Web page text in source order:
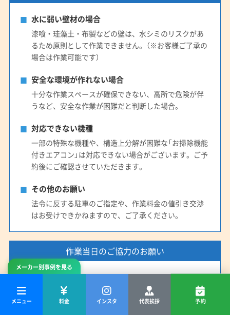
メーカー別事例を見る
メニュー 料金 インスタ 代表挨拶 予約
水に弱い壁材の場合
漆喰・珪藻土・布製などの壁は、水シミのリスクがあ
るため原則として作業できません。（※お客様ご了承の
場合は作業可能です）
安全な環境が作れない場合
十分な作業スペースが確保できない、高所で危険が伴
うなど、安全な作業が困難だと判断した場合。
対応できない機種
一部の特殊な機種や、構造上分解が困難な「お掃除機能
付きエアコン」は対応できない場合がございます。ご予
約後にご確認させていただきます。
その他のお願い
法令に反する駐車のご指定や、作業料金の値引き交渉
はお受けできかねますので、ご了承ください。
作業当日のご協力のお願い
作業スペースの確保
エアコン真下に2畳ほどのスペースと、分解部品を置く
場所が必要です。周辺の家具等は事前にご移動をお願